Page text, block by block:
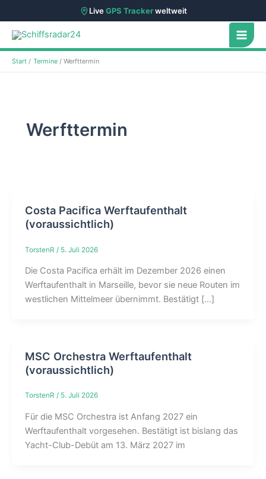
LiveGPS Trackerweltweit
Zum
Inhalt
springen
Start Termine Werfttermin
Werfttermin
Costa Pacifica Werftaufenthalt
(voraussichtlich)
TorstenR / 5. Juli 2026
Die Costa Pacifica erhält im Dezember 2026 einen
Werftaufenthalt in Marseille, bevor sie neue Routen im
westlichen Mittelmeer übernimmt. Bestätigt […]
MSC Orchestra Werftaufenthalt
(voraussichtlich)
TorstenR / 5. Juli 2026
Für die MSC Orchestra ist Anfang 2027 ein
Werftaufenthalt vorgesehen. Bestätigt ist bislang das
Yacht-Club-Debüt am 13. März 2027 im